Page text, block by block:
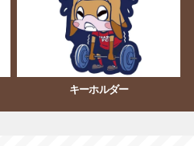
キーホルダー